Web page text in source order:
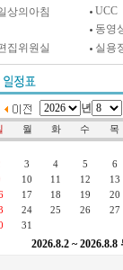
상의아침
UCC
동영
집위원실
실용